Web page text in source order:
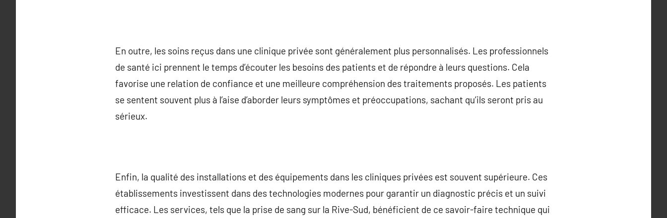
En outre, les soins reçus dans une clinique privée sont généralement plus personnalisés. Les professionnels
de santé ici prennent le temps d’écouter les besoins des patients et de répondre à leurs questions. Cela
favorise une relation de confiance et une meilleure compréhension des traitements proposés. Les patients
se sentent souvent plus à l’aise d’aborder leurs symptômes et préoccupations, sachant qu’ils seront pris au
sérieux.
Enfin, la qualité des installations et des équipements dans les cliniques privées est souvent supérieure. Ces
établissements investissent dans des technologies modernes pour garantir un diagnostic précis et un suivi
efficace. Les services, tels que la prise de sang sur la Rive-Sud, bénéficient de ce savoir-faire technique qui